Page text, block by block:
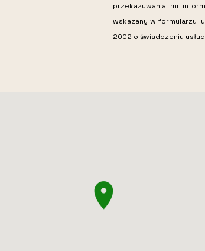
przekazywania mi
wskazany w formularzu
2002 o świadczeniu